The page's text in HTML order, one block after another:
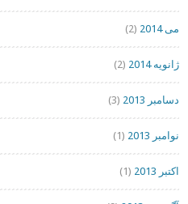
می 2014 (2)
ژانویه 2014 (2)
دسامبر 2013 (3)
نوامبر 2013 (1)
اکتبر 2013 (1)